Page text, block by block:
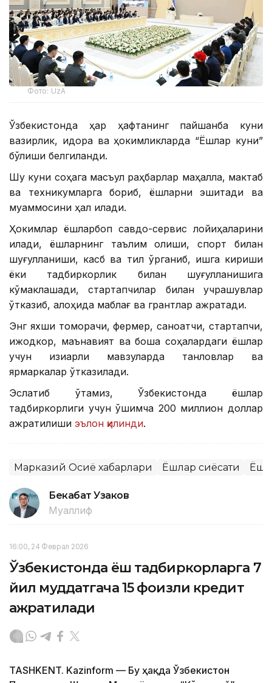
Фото: UzA
Ўзбекистонда ҳар ҳафтанинг пайшанба куни
вазирлик, идора ва ҳокимликларда “Ёшлар куни”
бўлиши белгиланди.
Шу куни соҳага масъул раҳбарлар маҳалла, мактаб
ва техникумларга бориб, ёшларни эшитади ва
муаммосини ҳал қилади.
Ҳокимлар ёшларбоп савдо-сервис лойиҳаларини
қилади, ёшларнинг таълим олиши, спорт билан
шуғулланиши, касб ва тил ўрганиб, ишга кириши
ёки тадбиркорлик билан шуғулланишига
кўмаклашади, стартапчилар билан учрашувлар
ўтказиб, алоҳида маблағ ва грантлар ажратади.
Энг яхши томорқачи, фермер, саноатчи, стартапчи,
ижодкор, маънавият ва бошқа соҳалардаги ёшлар
учун қизиқарли мавзуларда танловлар ва
ярмаркалар ўтказилади.
Эслатиб ўтамиз, Ўзбекистонда ёшлар
тадбиркорлиги учун қўшимча 200 миллион доллар
ажратилиши эълон қилинди.
Марказий Осиё хабарлари Ёшлар сиёсати
Бекабат Узаков
Муаллиф
16:00, 24 Феврал 2026
Ўзбекистонда ёш тадбиркорларга 7
йил муддатгача 15 фоизли кредит
ажратилади
TASHKENT. Kazinform — Бу ҳақда Ўзбекистон